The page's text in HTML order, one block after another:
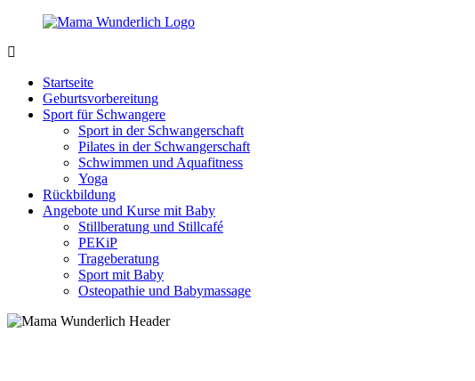
Zurück
Inhalt
sein
wunderbar!
Startseite
Geburtsvorbereitung
Sport für Schwangere
Sport in der Schwangerschaft
Pilates in der Schwangerschaft
Schwimmen und Aquafitness
Yoga
Rückbildung
Angebote und Kurse mit Baby
Stillberatung und Stillcafé
PEKiP
Trageberatung
Sport mit Baby
Osteopathie und Babymassage